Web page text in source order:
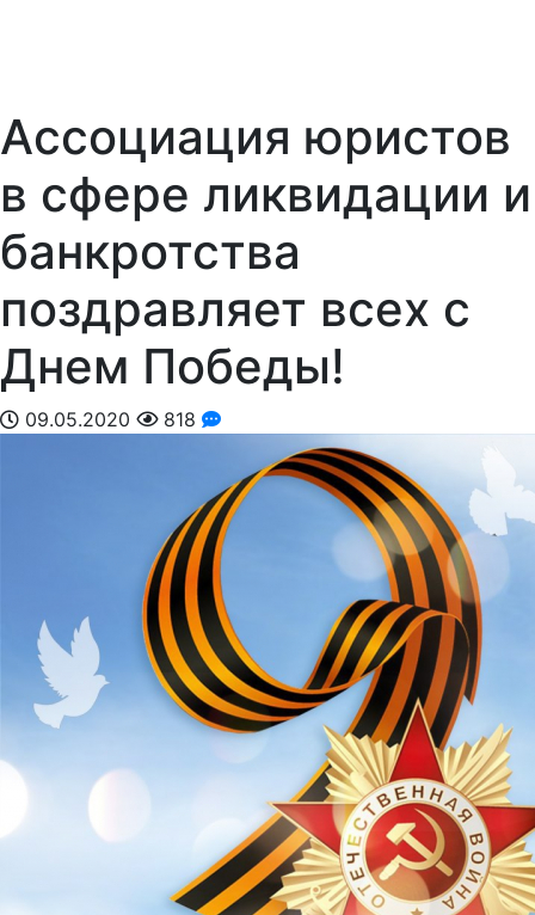
Ассоциация юристов
в сфере ликвидации и
банкротства
поздравляет всех с
Днем Победы!
09.05.2020 818